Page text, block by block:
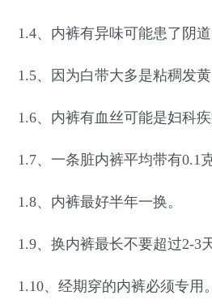
1.4、内裤有异味可能患了阴道
1.5、因为白带大多是粘稠发
1.6、内裤有血丝可能是妇科疾
1.7、一条脏内裤平均带有0.1
1.8、内裤最好半年一换。
1.9、换内裤最长不要超过2-3天
1.10、经期穿的内裤必须专用。